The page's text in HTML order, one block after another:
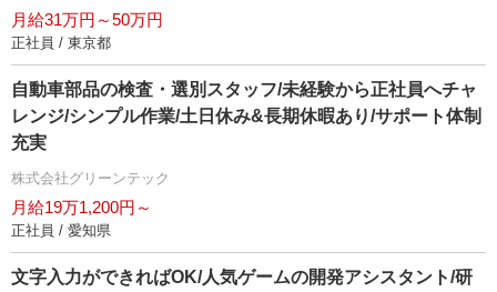
月給31万円～50万円
正社員 / 東京都
自動車部品の検査・選別スタッフ/未経験から正社員へチャ
レンジ/シンプル作業/土日休み&長期休暇あり/サポート体制
充実
株式会社グリーンテック
月給19万1,200円～
正社員 / 愛知県
文字入力ができればOK/人気ゲームの開発アシスタント/研